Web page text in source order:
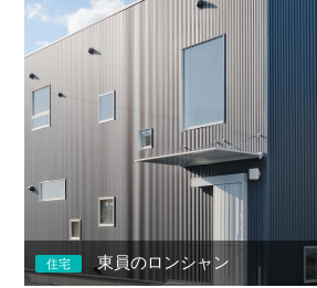
住宅 東員のロンシャン